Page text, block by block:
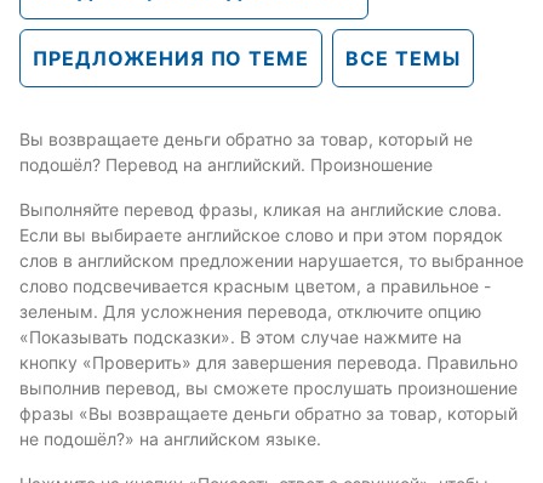
ПРЕДЛОЖЕНИЯ ПО ТЕМЕ ВСЕ ТЕМЫ
Вы возвращаете деньги обратно за товар, который не
подошёл? Перевод на английский. Произношение
Выполняйте перевод фразы, кликая на английские слова.
Если вы выбираете английское слово и при этом порядок
слов в английском предложении нарушается, то выбранное
слово подсвечивается красным цветом, а правильное -
зеленым. Для усложнения перевода, отключите опцию
«Показывать подсказки». В этом случае нажмите на
кнопку «Проверить» для завершения перевода. Правильно
выполнив перевод, вы сможете прослушать произношение
фразы «Вы возвращаете деньги обратно за товар, который
не подошёл?» на английском языке.